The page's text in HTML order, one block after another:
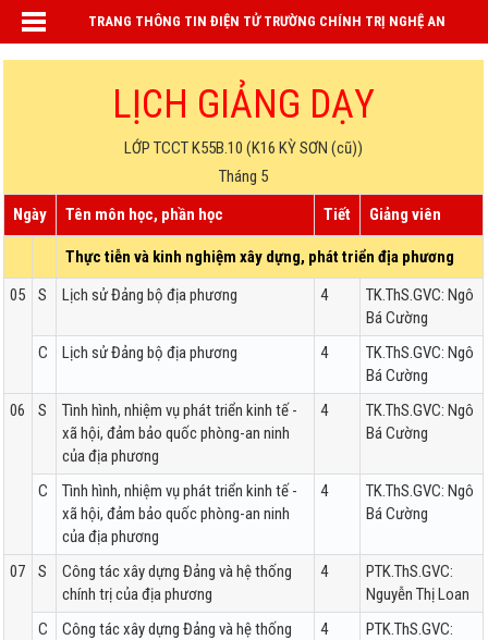
TRANG THÔNG TIN ĐIỆN TỬ TRƯỜNG CHÍNH TRỊ NGHỆ AN
LỊCH GIẢNG DẠY
LỚP TCCT K55B.10 (K16 KỲ SƠN (cũ))
Tháng 5
Ngày
Tên môn học, phần học Tiết Giảng viên
Thực tiễn và kinh nghiệm xây dựng, phát triển địa phương
05
S Lịch sử Đảng bộ địa phương 4
TK.ThS.GVC: Ngô
Bá Cường
C
Lịch sử Đảng bộ địa phương 4
TK.ThS.GVC: Ngô
Bá Cường
06
S
Tình hình, nhiệm vụ phát triển kinh tế -
xã hội, đảm bảo quốc phòng-an ninh
của địa phương
4
TK.ThS.GVC: Ngô
Bá Cường
C
Tình hình, nhiệm vụ phát triển kinh tế -
xã hội, đảm bảo quốc phòng-an ninh
của địa phương
4
TK.ThS.GVC: Ngô
Bá Cường
07 S
Công tác xây dựng Đảng và hệ thống
chính trị của địa phương
4
PTK.ThS.GVC:
Nguyễn Thị Loan
C
Công tác xây dựng Đảng và hệ thống
4
PTK.ThS.GVC: